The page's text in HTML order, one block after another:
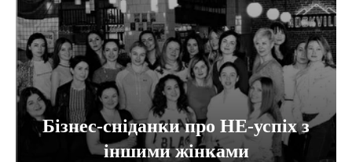
Бізнес-сніданки про НЕ-успіх з
іншими жінками